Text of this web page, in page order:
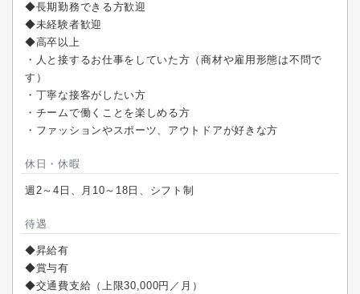
◆長期勤務できる方歓迎
◆未経験者歓迎
◆高卒以上
・人と接するお仕事をしていた方（商材や雇用形態は不問で
す）
・丁寧な接客がしたい方
・チームで働くことを楽しめる方
・ファッションやスポーツ、アウトドアが好きな方
休日・休暇
週2～4日、月10～18日、シフト制
待遇
◆昇給有
◆賞与有
◆交通費支給（上限30,000円／月）